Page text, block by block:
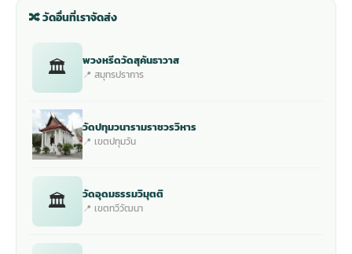
🔀 วัดอื่นที่เราจัดส่ง
🏛 พวงหรีดวัดสุคันธาวาส
📍 สมุทรปราการ
วัดปทุมวนารามราชวรวิหาร
📍 เขตปทุมวัน
🏛 วัดอุดมธรรมวิมุตติ
📍 เขตทวีวัฒนา